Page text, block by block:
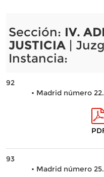
Sección: IV.
JUSTICIA|
Instancia:
92
• Madrid número
93
• Madrid número